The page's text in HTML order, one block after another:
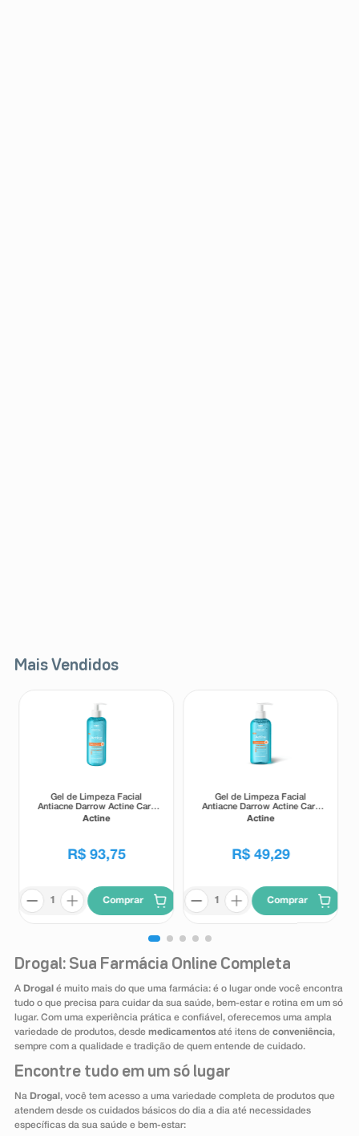
Mais Vendidos
Gel de Limpeza Facial
Antiacne Darrow Actine Care
Alta Tolerância 400g
Actine
R$ 93,75
Comprar
Gel de Limpeza Facial
Antiacne Darrow Actine Care
Alta Tolerância 140g
Actine
R$ 49,29
Comprar
Drogal: Sua Farmácia Online Completa
A Drogal é muito mais do que uma farmácia: é o lugar onde você encontra
tudo o que precisa para cuidar da sua saúde, bem-estar e rotina em um só
lugar. Com uma experiência prática e confiável, oferecemos uma ampla
variedade de produtos, desde medicamentosaté itens de conveniência,
sempre com a qualidade e tradição de quem entende de cuidado.
Encontre tudo em um só lugar
Na Drogal , você tem acesso a uma variedade completa de produtos que
atendem desde os cuidados básicos do dia a dia até necessidades
específicas da sua saúde e bem-estar: